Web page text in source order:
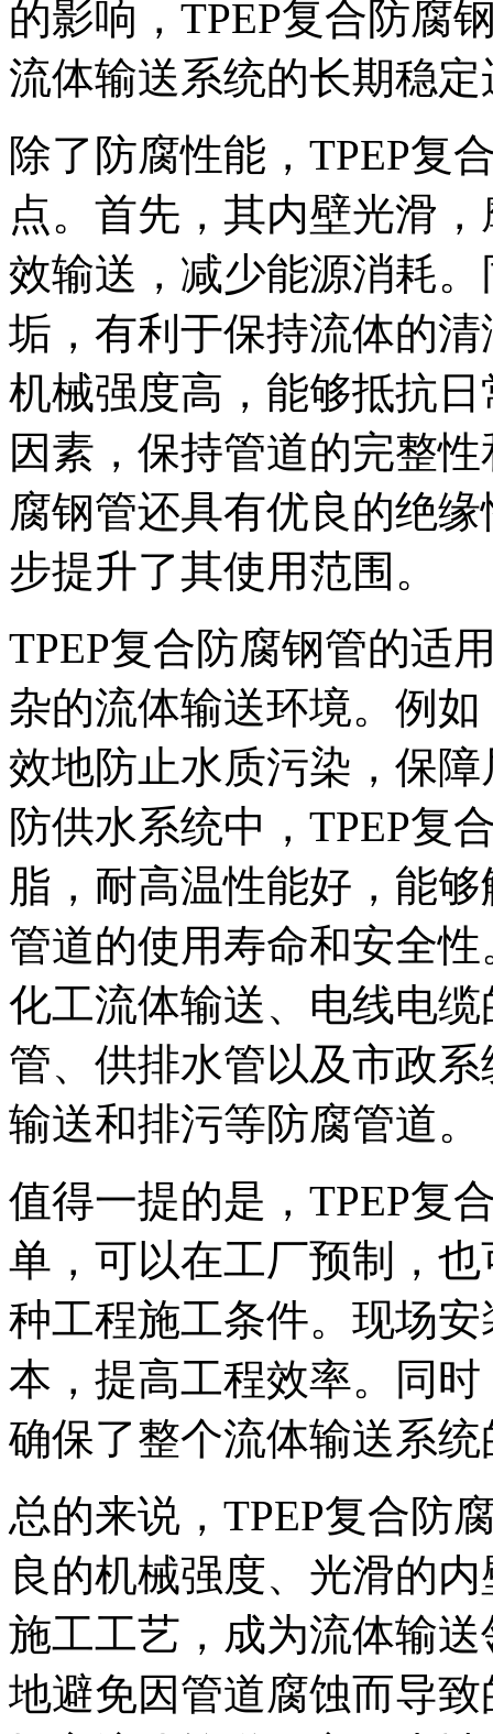
的影响，TPEP复合防腐
流体输送系统的长期稳定
除了防腐性能，TPEP复
点。首先，其内壁光滑
效输送，减少能源消耗
垢，有利于保持流体的
机械强度高，能够抵抗
因素，保持管道的完整
腐钢管还具有优良的绝
步提升了其使用范围。
TPEP复合防腐钢管的适
杂的流体输送环境。例
效地防止水质污染，保
防供水系统中，TPEP复
脂，耐高温性能好，能
管道的使用寿命和安全
化工流体输送、电线电
管、供排水管以及市政
输送和排污等防腐管道。
值得一提的是，TPEP复
单，可以在工厂预制，
种工程施工条件。现场
本，提高工程效率。同
确保了整个流体输送系
总的来说，TPEP复合防
良的机械强度、光滑的
施工工艺，成为流体输
地避免因管道腐蚀而导